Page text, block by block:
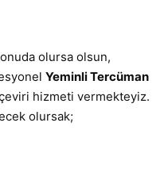
olursa olsun,
Yeminli Tercüman
hizmeti vermekteyiz.
olursak;